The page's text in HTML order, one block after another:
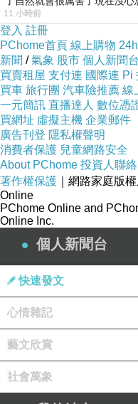
坐位區
窗邊的位置可以看
草坪
我們做這一區 黃色
名片座
11 小時前
登入 註冊
PChome首頁 線上購物
新聞 /氣象 股市 個人新聞台
買賣租屋 支付連 國際連 Pi
買車 旅行團 汽車險推薦 線
一元簡訊 直播達人 數位憑
買網址 虛擬主機 企業郵件
廣告刊登 隱私權聲明
消費者保護 兒童網路安全
About PChome 投資人聯絡
著作權保護 ｜網路家庭版
Online
PChome Online and
Online Inc.
個人新聞台
快速發文
心情雜記
藝文欣賞
社會萬象